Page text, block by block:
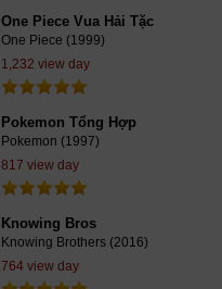
One Piece Vua Hải Tặc
One Piece (1999)
1,232 view day
Pokemon Tổng Hợp
Pokemon (1997)
817 view day
Knowing Bros
Knowing Brothers (2016)
764 view day